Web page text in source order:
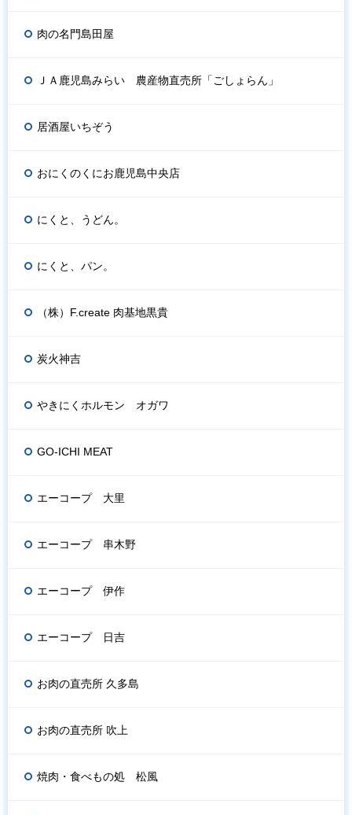
肉の名門島田屋
ＪＡ鹿児島みらい 農産物直売所「ごしょらん」
居酒屋いちぞう
おにくのくにお鹿児島中央店
にくと、うどん。
にくと、パン。
（株）F.create 肉基地黒貴
炭火神吉
やきにくホルモン オガワ
GO-ICHI MEAT
エーコープ 大里
エーコープ 串木野
エーコープ 伊作
エーコープ 日吉
お肉の直売所 久多島
お肉の直売所 吹上
焼肉・食べもの処 松風